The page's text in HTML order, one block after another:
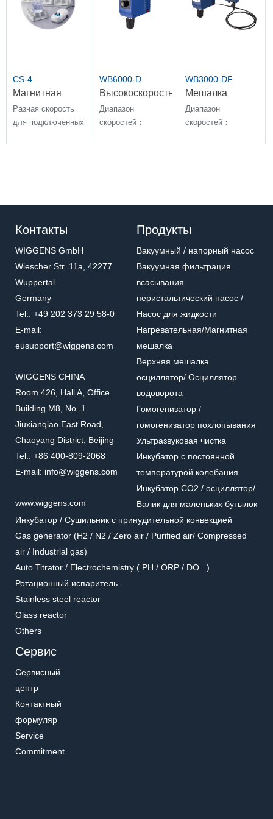
CS-4
Магнитная
водонепроницаемый
смеситель
Разная скорость
для подключенных
WB6000-D
Высокоскоростная
мешалка с
высоким
моментом
Диапазон
скоростей：
WB3000-DF
Мешалка
верхнеприводная
раздельного
Диапазон
скоростей：
Контакты
WIGGENS GmbH
Wiescher Str. 11a, 42277
Wuppertal
Germany
Tel.: +49 202 373 29 58-0
E-mail:
eusupport@wiggens.com
WIGGENS CHINA
Room 426, Hall A, Office
Building M8, No. 1
Jiuxianqiao East Road,
Chaoyang District, Beijing
Tel.: +86 400-809-2068
E-mail: info@wiggens.com
www.wiggens.com
Продукты
Вакуумный / напорный насос
Вакуумная фильтрация
всасывания
перистальтический насос /
Насос для жидкости
Нагревательная/Mагнитная
мешалка
Верхняя мешалка
осциллятор/ Осциллятор
водоворота
Гомогенизатор /
гомогенизатор похлопывания
Ультразвуковая чистка
Инкубатор с постоянной
температурой колебания
Инкубатор CO2 / осциллятор/
Валик для маленьких бутылок
Инкубатор / Cушильник с принудительной конвекцией
Gas generator (H2 / N2 / Zero air / Purified air/ Compressed
air / Industrial gas)
Auto Titrator / Electrochemistry ( PH / ORP / DO...)
Ротационный испаритель
Stainless steel reactor
Glass reactor
Others
Сервис
Сервисный
центр
Контактный
формуляр
Service
Commitment